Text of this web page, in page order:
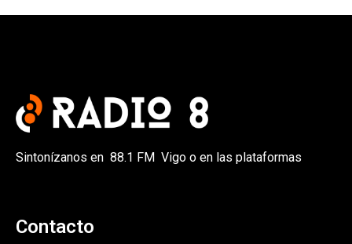
Sintonízanos en 88.1 FM Vigo o en las plataformas
Contacto